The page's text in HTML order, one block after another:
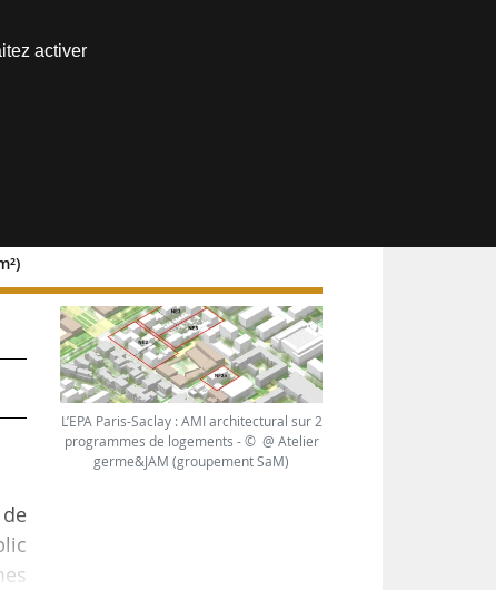
L’EPA Paris-Saclay : AMI architectural sur 2
programmes de logements - © @ Atelier
germe&JAM (groupement SaM)
activer